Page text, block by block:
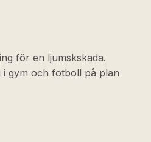
för en ljumskskada.
gym och fotboll på plan